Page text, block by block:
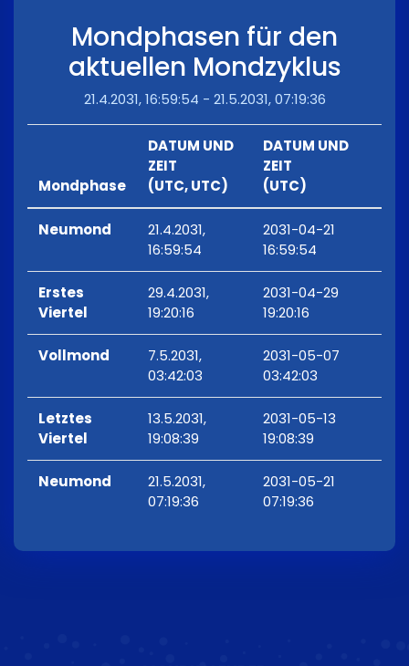
Mondphasen für den
aktuellen Mondzyklus
21.4.2031, 16:59:54 - 21.5.2031, 07:19:36
Mondphase
DATUM UND
ZEIT
(UTC, UTC)
DATUM UND
ZEIT
(UTC)
Neumond
21.4.2031,
16:59:54
2031-04-21
16:59:54
Erstes
Viertel
29.4.2031,
19:20:16
2031-04-29
19:20:16
Vollmond
7.5.2031,
03:42:03
2031-05-07
03:42:03
Letztes
Viertel
13.5.2031,
19:08:39
2031-05-13
19:08:39
Neumond
21.5.2031,
07:19:36
2031-05-21
07:19:36